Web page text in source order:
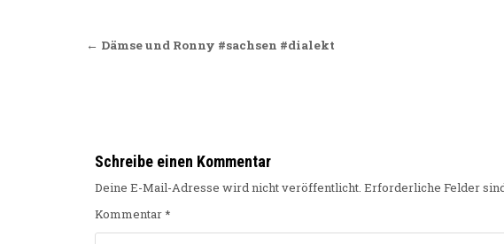
Beitragsnavigation
← Dämse und Ronny #sachsen #dialekt
Schreibe einen Kommentar
Deine E-Mail-Adresse wird nicht veröffentlicht. Erforderliche Felder
Kommentar*